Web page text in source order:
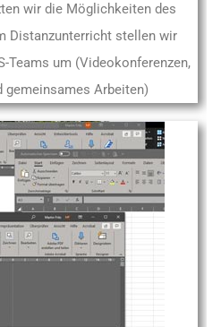
wir die Möglichkeiten des
Distanzunterricht stellen wir
Teams um (Videokonferenzen,
gemeinsames Arbeiten)